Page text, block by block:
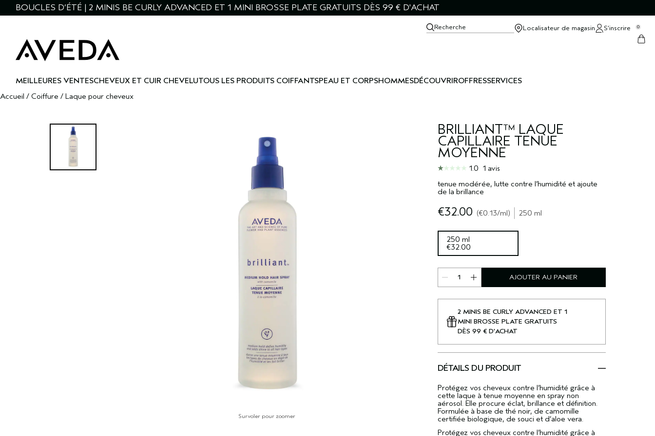
BOUCLES D’ÉTÉ | 2 MINIS BE CURLY ADVANCED ET 1 MINI BROSSE PLATE GRATUITS DÈS 99 € D'ACHAT
Recherche Localisateur de magasin S’inscrire 0
MEILLEURES VENTESCHEVEUX ET CUIR CHEVELUTOUS LES PRODUITS COIFFANTSPEAU ET CORPSHOMMESDÉCOUVRIROFFRESSERVICES
Accueil / Coiffure / Laque pour cheveux
BRILLIANT™ LAQUE
CAPILLAIRE TENUE
MOYENNE
1.0 1 avis
tenue modérée, lutte contre l’humidité et ajoute
de la brillance
Survoler pour zoomer
€32.00 €0.13/ml 250 ml
250 ml
€32.00
AJOUTER AU PANIER
2 MINIS BE CURLY ADVANCED ET 1
MINI BROSSE PLATE GRATUITS
DÈS 99 € D'ACHAT
DÉTAILS DU PRODUIT
Protégez vos cheveux contre l’humidité grâce à
cette laque à tenue moyenne en spray non
aérosol. Elle procure éclat, brillance et définition.
Formulée à base de thé noir, de camomille
certifiée biologique, de souci et d’aloe vera.
Protégez vos cheveux contre l’humidité grâce à